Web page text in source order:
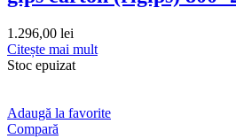
1.296,00 lei
Citește mai mult
Stoc epuizat
Adaugă la favorite
Compară